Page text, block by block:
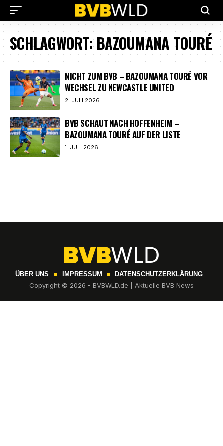
SCHLAGWORT:BAZOUMANA TOURÉ
NICHT ZUM BVB – BAZOUMANA TOURÉ VOR
WECHSEL ZU NEWCASTLE UNITED
2. JULI 2026
BVB SCHAUT NACH HOFFENHEIM –
BAZOUMANA TOURÉ AUF DER LISTE
1. JULI 2026
ÜBER UNS IMPRESSUM DATENSCHUTZERKLÄRUNG
Copyright © 2026 - BVBWLD.de | Aktuelle BVB News